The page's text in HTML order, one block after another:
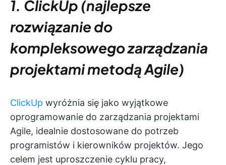
1. ClickUp (najlepsze
rozwiązanie do
kompleksowego zarządzania
projektami metodą Agile)
ClickUp wyróżnia się jako wyjątkowe
oprogramowanie do zarządzania projektami
Agile, idealnie dostosowane do potrzeb
programistów i kierowników projektów. Jego
celem jest uproszczenie cyklu pracy,